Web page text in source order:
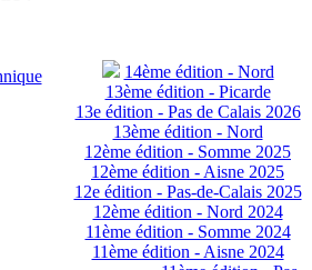
14ème édition - Nord
13ème édition - Picarde
13e édition - Pas de Calais 2026
13ème édition - Nord
12ème édition - Somme 2025
12ème édition - Aisne 2025
12e édition - Pas-de-Calais 2025
12ème édition - Nord 2024
11ème édition - Somme 2024
11ème édition - Aisne 2024